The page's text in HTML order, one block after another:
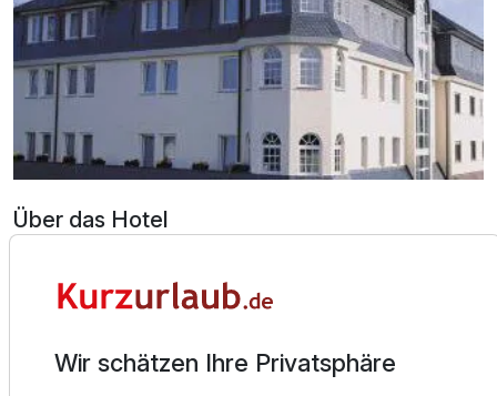
Doppelzimmer Komfort
2 Erwachsene und 1 Kind
Über das Hotel
empfängt Sie mit 41 geschmackvoll eingerichteten
Zimmern im Zentrum von Löhnberg. Ein echtes Highlight für
"Turm", dem Wahrzeichen der "Krone".
Wir schätzen Ihre Privatsphäre